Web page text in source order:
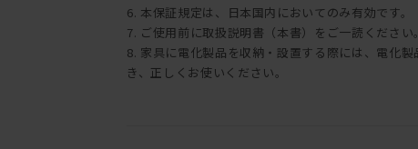
6. 本保証規定は、日本国内においてのみ有効です。
7. ご使用前に取扱説明書（本書）をご一読ください。
8. 家具に電化製品を収納・設置する際には、電化
き、正しくお使いください。